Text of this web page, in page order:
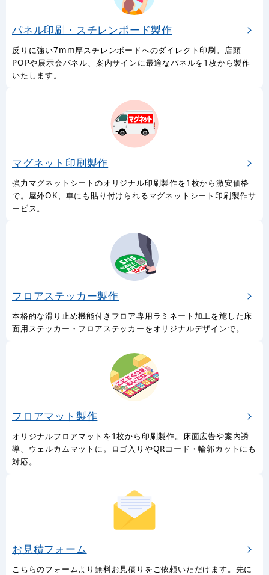
パネル印刷・スチレンボード製作
反りに強い7mm厚スチレンボードへのダイレクト印刷。店頭
POPや展示会パネル、案内サインに最適なパネルを1枚から製作
いたします。
マグネット印刷製作
強力マグネットシートのオリジナル印刷製作を1枚から激安価格
で。屋外OK、車にも貼り付けられるマグネットシート印刷製作サ
ービス。
フロアステッカー製作
本格的な滑り止め機能付きフロア専用ラミネート加工を施した床
面用ステッカー・フロアステッカーをオリジナルデザインで。
フロアマット製作
オリジナルフロアマットを1枚から印刷製作。床面広告や案内誘
導、ウェルカムマットに。ロゴ入りやQRコード・輪郭カットにも
対応。
お見積フォーム
こちらのフォームより無料お見積りをご依頼いただけます。先に